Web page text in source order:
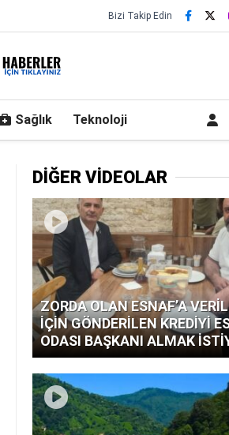
Bizi Takip Edin
Sağlık Teknoloji
DİĞER VİDEOLAR
ZORDA OLAN ESNAF’A
İÇİN GÖNDERİLEN KREDİYİ
ODASI BAŞKANI ALMAK